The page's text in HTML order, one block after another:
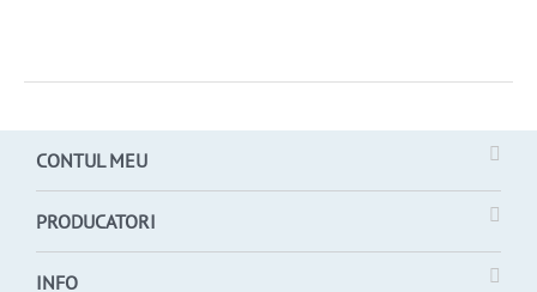
CONTUL MEU
PRODUCATORI
INFO